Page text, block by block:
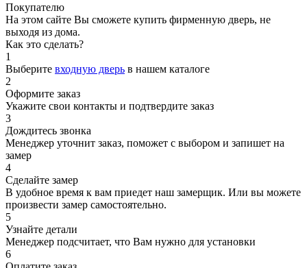
Покупателю
На этом сайте Вы сможете купить фирменную дверь, не
выходя из дома.
Как это сделать?
1
Выберите входную дверь в нашем каталоге
2
Оформите заказ
Укажите свои контакты и подтвердите заказ
3
Дождитесь звонка
Менеджер уточнит заказ, поможет с выбором и запишет на
замер
4
Сделайте замер
В удобное время к вам приедет наш замерщик. Или вы можете
произвести замер самостоятельно.
5
Узнайте детали
Менеджер подсчитает, что Вам нужно для установки
6